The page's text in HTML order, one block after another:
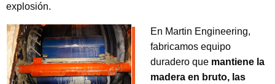
explosión.
En Martin Engineering,
fabricamos equipo
duradero que mantiene la
madera en bruto, las